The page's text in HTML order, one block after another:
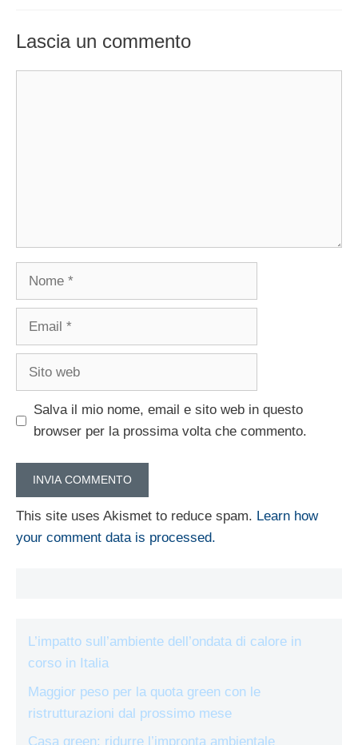
Lascia un commento
Nome
Email
Sito
Salva il mio nome, email e sito web in questo
browser per la prossima volta che commento.
This site uses Akismet to reduce spam. Learn how
your comment data is processed.
L’impatto sull’ambiente dell’ondata di calore in
corso in Italia
Maggior peso per la quota green con le
ristrutturazioni dal prossimo mese
Casa green: ridurre l’impronta ambientale